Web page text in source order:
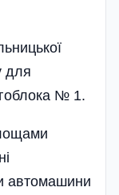
для
№ 1.
автомашини